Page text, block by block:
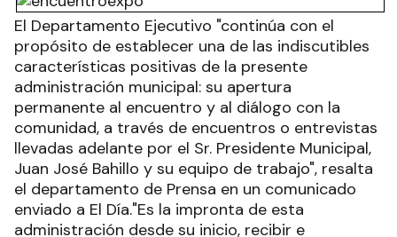
El Departamento Ejecutivo "continúa con el
propósito de establecer una de las indiscutibles
características positivas de la presente
administración municipal: su apertura
permanente al encuentro y al diálogo con la
comunidad, a través de encuentros o entrevistas
llevadas adelante por el Sr. Presidente Municipal,
Juan José Bahillo y su equipo de trabajo", resalta
el departamento de Prensa en un comunicado
enviado a El Día."Es la impronta de esta
administración desde su inicio, recibir e